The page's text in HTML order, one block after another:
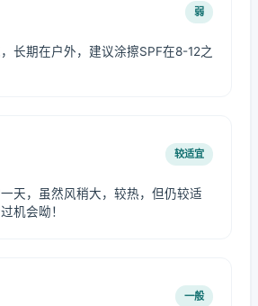
弱
长期在户外，建议涂擦SPF在8-12之
较适宜
天，虽然风稍大，较热，但仍较适
机会呦！
一般